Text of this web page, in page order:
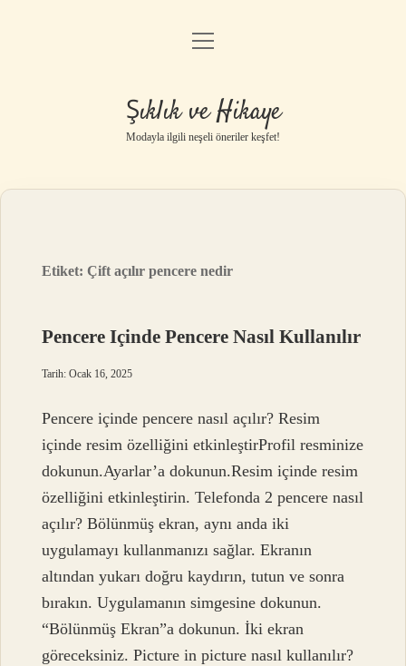
Gizlilik Politikası
Yasal Uyarı
menüyü
Şıklık ve Hikaye
Modayla ilgili neşeli öneriler keşfet!
Etiket:Çift açılır pencere nedir
Pencere Içinde Pencere Nasıl Kullanılır
Tarih: Ocak 16, 2025
Pencere içinde pencere nasıl açılır? Resim
içinde resim özelliğini etkinleştirProfil resminize
dokunun.Ayarlar’a dokunun.Resim içinde resim
özelliğini etkinleştirin. Telefonda 2 pencere nasıl
açılır? Bölünmüş ekran, aynı anda iki
uygulamayı kullanmanızı sağlar. Ekranın
altından yukarı doğru kaydırın, tutun ve sonra
bırakın. Uygulamanın simgesine dokunun.
“Bölünmüş Ekran”a dokunun. İki ekran
göreceksiniz. Picture in picture nasıl kullanılır?